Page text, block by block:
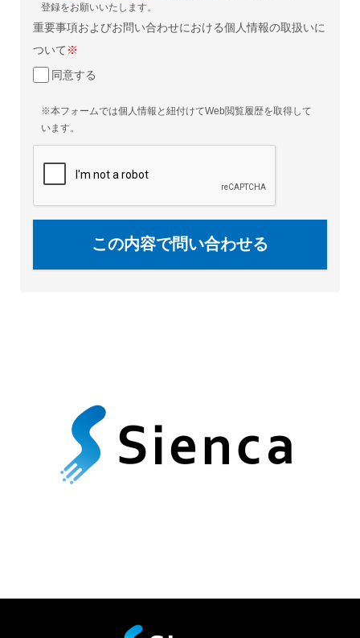
登録をお願いいたします。
重要事項およびお問い合わせにおける個人情報の取扱いに
ついて ※
同意する
※本フォームでは個人情報と紐付けてWeb閲覧履歴を取得して
います。
この内容で問い合わせる